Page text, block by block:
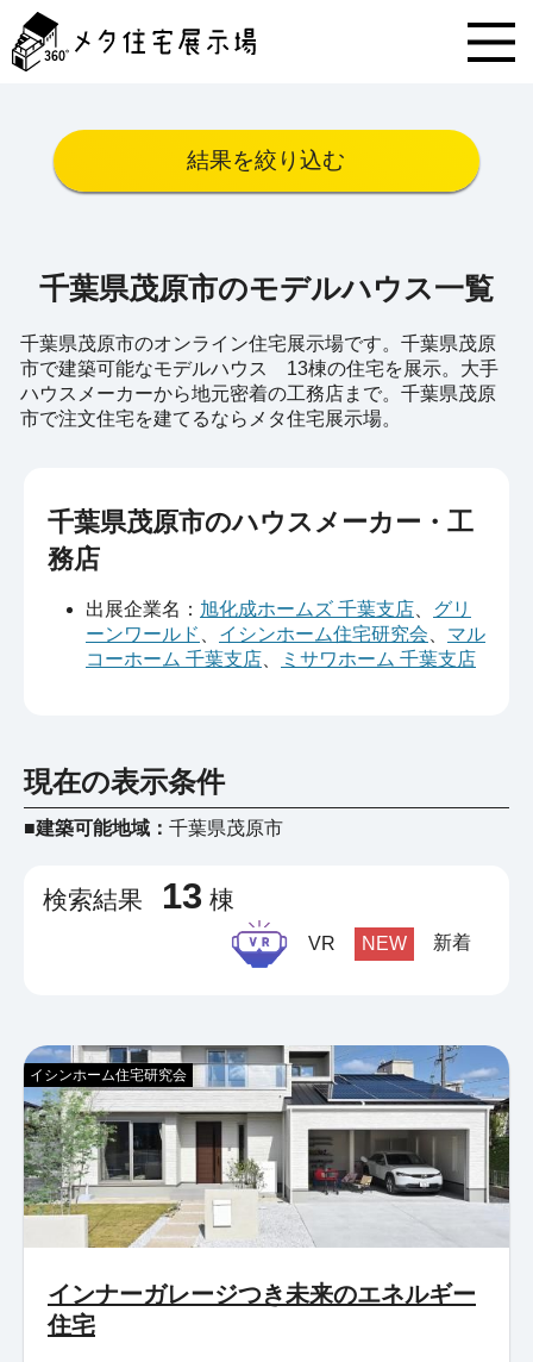
タ
住
結果を絞り込む
千葉県茂原市のモデルハウス一覧
千葉県茂原市のオンライン住宅展示場です。千葉県茂原
市で建築可能なモデルハウス 13棟の住宅を展示。大手
ハウスメーカーから地元密着の工務店まで。千葉県茂原
市で注文住宅を建てるならメタ住宅展示場。
千葉県茂原市のハウスメーカー・工
務店
出展企業名： 旭化成ホームズ 千葉支店
グリ
ーンワールド
イシンホーム住宅研究会
マル
コーホーム 千葉支店
ミサワホーム 千葉支店
現在の表示条件
■建築可能地域： 千葉県茂原市
検索結果 13 棟
VR NEW 新着
インナーガレージつき未来のエネルギー
住宅
イシンホーム住宅研究会